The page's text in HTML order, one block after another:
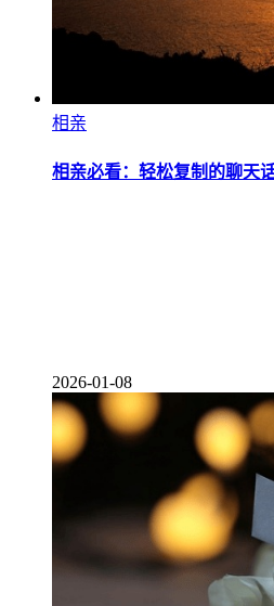
相亲
相亲必看：轻松复制的聊天
2026-01-08